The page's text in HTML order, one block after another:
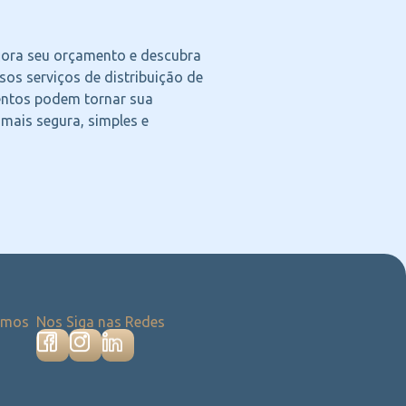
seu orçamento e descubra
serviços de distribuição de
podem tornar sua
segura, simples e
Nos Siga nas Redes